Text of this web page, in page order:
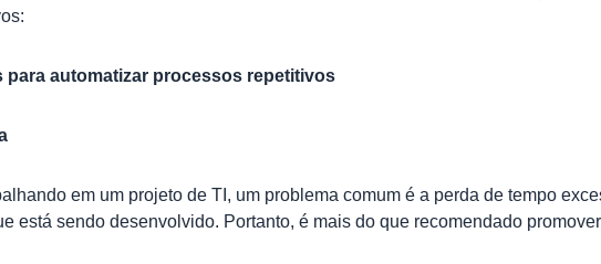
automatizar processos repetitivos
em um projeto de TI, um problema comum é a perda de tempo
está sendo desenvolvido. Portanto, é mais do que recomendado